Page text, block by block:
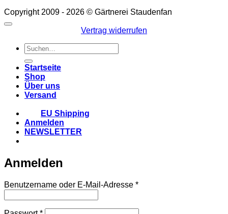
Copyright 2009 - 2026 © Gärtnerei Staudenfan
Vertrag widerrufen
Suchen
nach:
Startseite
Shop
Über uns
Versand
EU Shipping
Anmelden
NEWSLETTER
Anmelden
Benutzername oder E-Mail-Adresse *Erforderlich
Erforderlich